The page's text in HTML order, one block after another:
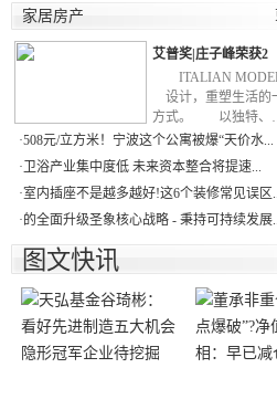
家居房产
艾普奖|庄子峰荣获2
ITALIAN
设计，重塑生活的
方式。 以独特、
·508元/立方米！宁波这个公寓被爆“天价水...
· 卫浴产业集中度低 未来资本整合将提速...
·室内插座不是越多越好!这6个装修常见误区
·的全面升级圣象核心战略 - 秉持可持续发展
图文快讯